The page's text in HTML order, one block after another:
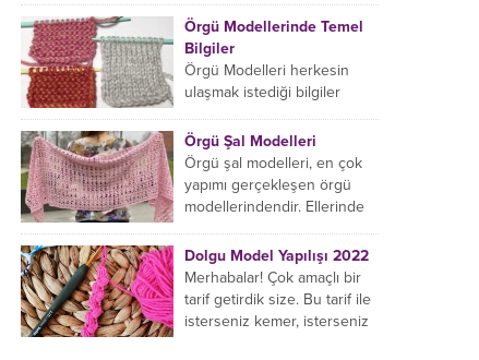
Bu açıdan sizlere birkaç
örnek vereceğiz....
Örgü Modellerinde Temel
Bilgiler
Örgü Modelleri herkesin
ulaşmak istediği bilgiler
olarak girmiş olduğumuz
içeriğe hoş geldiniz. Bu
konuda yeniyseniz, Örgü
Modellerinin...
Örgü Şal Modelleri
Örgü şal modelleri, en çok
yapımı gerçekleşen örgü
modellerindendir. Ellerinde
yaptığı birçok farklı şal
modeli mevcuttur....
Dolgu Model Yapılışı 2022
Merhabalar! Çok amaçlı bir
tarif getirdik size. Bu tarif ile
isterseniz kemer, isterseniz